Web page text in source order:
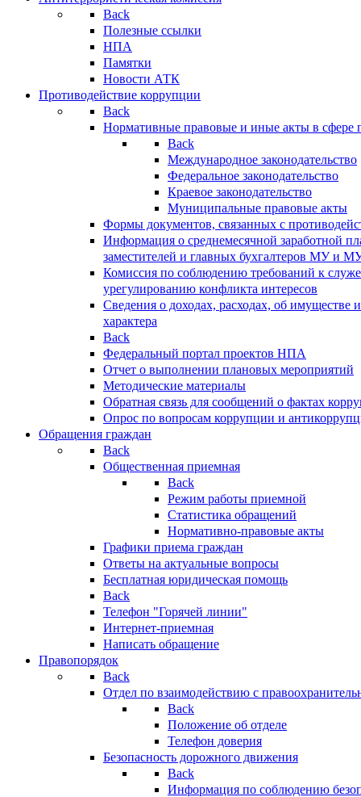
Back
Полезные ссылки
НПА
Памятки
Новости АТК
Противодействие коррупции
Back
Нормативные правовые и иные акты в сфере
Back
Международное законодательство
Федеральное законодательство
Краевое законодательство
Муниципальные правовые акты
Формы документов, связанных с
Информация о среднемесячной заработной
заместителей и главных бухгалтеров МУ и
Комиссия по соблюдению требований к
урегулированию конфликта интересов
Сведения о доходах, расходах, об имуществе
характера
Back
Федеральный портал проектов НПА
Отчет о выполнении плановых мероприятий
Методические материалы
Обратная связь для сообщений о фактах
Опрос по вопросам коррупции и
Обращения граждан
Back
Общественная приемная
Back
Режим работы приемной
Статистика обращений
Нормативно-правовые акты
Графики приема граждан
Ответы на актуальные вопросы
Бесплатная юридическая помощь
Back
Телефон "Горячей линии"
Интернет-приемная
Написать обращение
Правопорядок
Back
Отдел по взаимодействию с
Back
Положение об отделе
Телефон доверия
Безопасность дорожного движения
Back
Информация по соблюдению